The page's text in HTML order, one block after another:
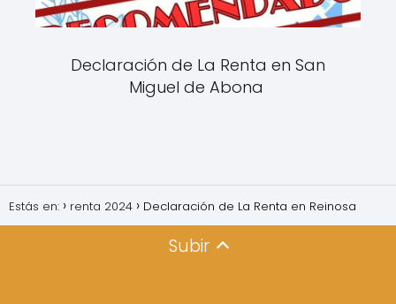
Declaración de La Renta en San
Miguel de Abona
Estás en: renta 2024 Declaración de La Renta en Reinosa
Subir